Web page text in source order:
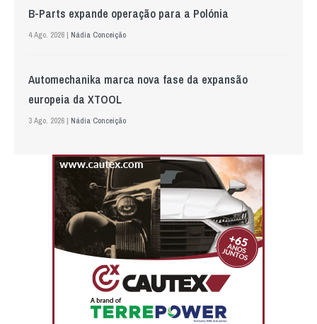
B-Parts expande operação para a Polónia
4 Ago. 2026 | Nádia Conceição
Automechanika marca nova fase da expansão
europeia da XTOOL
3 Ago. 2026 | Nádia Conceição